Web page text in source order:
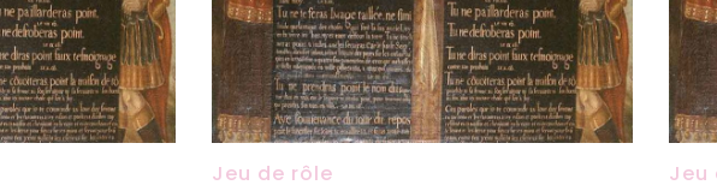
Jeu de rôle Jeu